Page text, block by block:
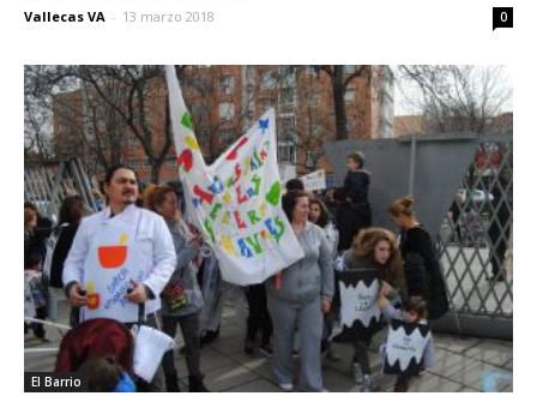
Vallecas VA - 13 marzo 2018 0
El Barrio